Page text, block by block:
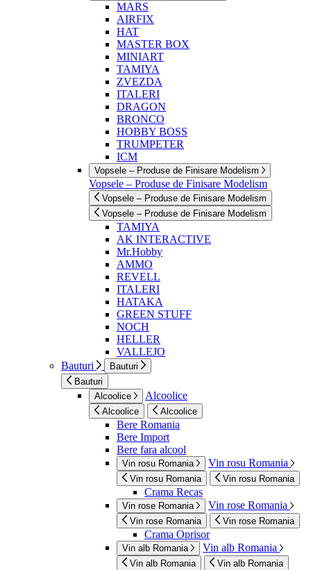
MARS
AIRFIX
HAT
MASTER BOX
MINIART
TAMIYA
ZVEZDA
ITALERI
DRAGON
BRONCO
HOBBY BOSS
TRUMPETER
ICM
Vopsele – Produse de Finisare Modelism
Vopsele – Produse de Finisare Modelism
Vopsele – Produse de Finisare Modelism
Vopsele – Produse de Finisare Modelism
TAMIYA
AK INTERACTIVE
Mr.Hobby
AMMO
REVELL
ITALERI
HATAKA
GREEN STUFF
NOCH
HELLER
VALLEJO
Bauturi
Bauturi
Bauturi
Alcoolice
Alcoolice
Alcoolice Alcoolice
Bere Romania
Bere Import
Bere fara alcool
Vin rosu Romania Vin rosu Romania
Vin rosu Romania Vin rosu Romania
Crama Recas
Vin rose Romania Vin rose Romania
Vin rose Romania Vin rose Romania
Crama Oprisor
Vin alb Romania Vin alb Romania
Vin alb Romania Vin alb Romania